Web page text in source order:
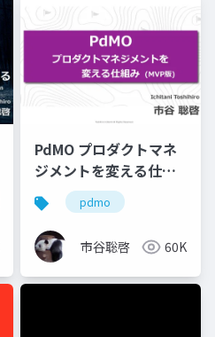
PdMO プロダクトマネ
ジメントを変える仕組
み (MVP版)
pdmo
市谷聡啓 60K